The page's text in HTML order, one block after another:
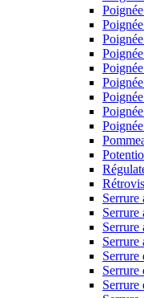
Serrure
Serrure
Serrure
Serrure
Serrure
Serrure
Serrure